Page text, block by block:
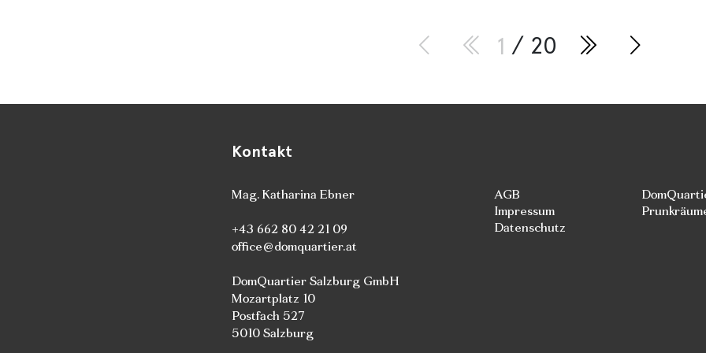
1 / 20
Kontakt
Mag. Katharina Ebner
+43 662 80 42 21 09
office@domquartier.at
DomQuartier Salzburg GmbH
Mozartplatz 10
Postfach 527
5010 Salzburg
AGB
Impressum
Datenschutz